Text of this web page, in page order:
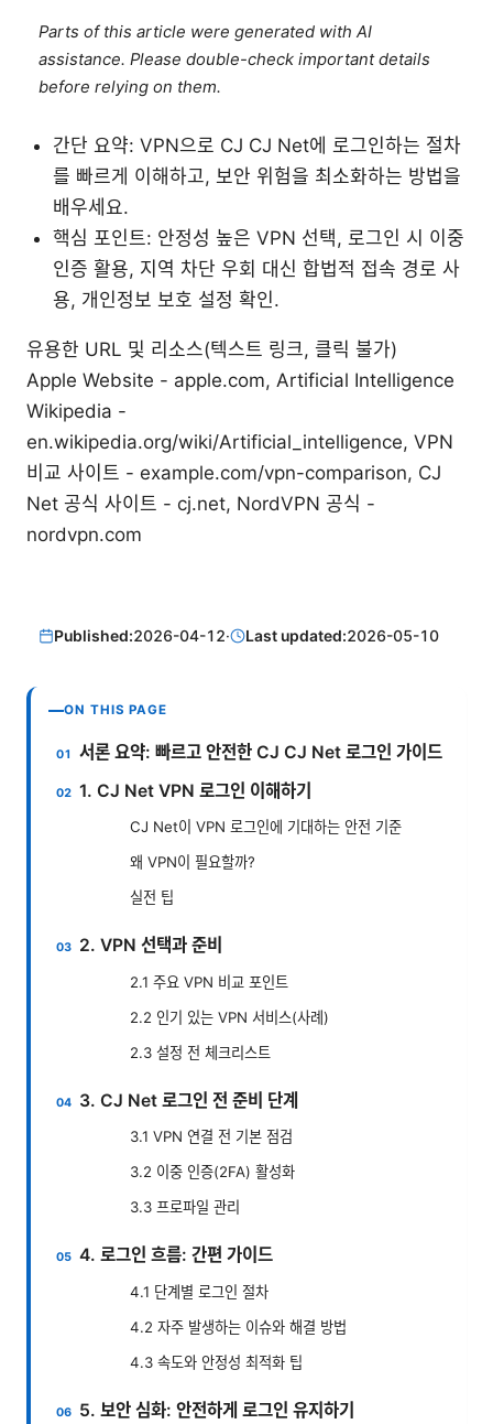
Parts of this article were generated with AI
assistance. Please double-check important details
before relying on them.
간단 요약: VPN으로 CJ CJ Net에 로그인하는 절차
를 빠르게 이해하고, 보안 위험을 최소화하는 방법을
배우세요.
핵심 포인트: 안정성 높은 VPN 선택, 로그인 시 이중
인증 활용, 지역 차단 우회 대신 합법적 접속 경로 사
용, 개인정보 보호 설정 확인.
유용한 URL 및 리소스(텍스트 링크, 클릭 불가)
Apple Website - apple.com, Artificial Intelligence
Wikipedia -
en.wikipedia.org/wiki/Artificial_intelligence, VPN
비교 사이트 - example.com/vpn-comparison, CJ
Net 공식 사이트 - cj.net, NordVPN 공식 -
nordvpn.com
Published:2026-04-12· Last updated:2026-05-10
ON THIS PAGE
서론 요약: 빠르고 안전한 CJ CJ Net 로그인 가이드
1. CJ Net VPN 로그인 이해하기
CJ Net이 VPN 로그인에 기대하는 안전 기준
왜 VPN이 필요할까?
실전 팁
2. VPN 선택과 준비
2.1 주요 VPN 비교 포인트
2.2 인기 있는 VPN 서비스(사례)
2.3 설정 전 체크리스트
3. CJ Net 로그인 전 준비 단계
3.1 VPN 연결 전 기본 점검
3.2 이중 인증(2FA) 활성화
3.3 프로파일 관리
4. 로그인 흐름: 간편 가이드
4.1 단계별 로그인 절차
4.2 자주 발생하는 이슈와 해결 방법
4.3 속도와 안정성 최적화 팁
5. 보안 심화: 안전하게 로그인 유지하기